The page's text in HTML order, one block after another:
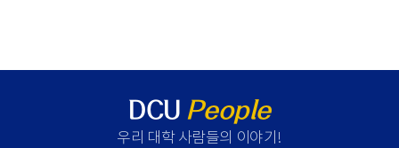
DCU People
우리 대학 사람들의 이야기 !